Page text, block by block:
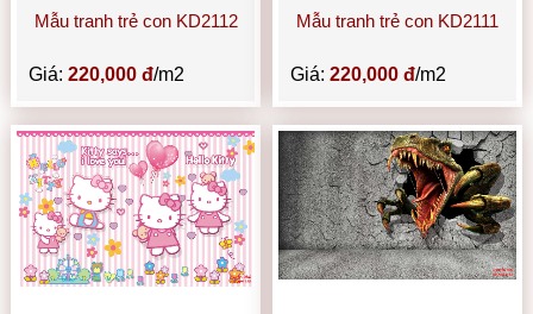
Mẫu tranh trẻ con KD2112
Giá:220,000 đ/m2
Mẫu tranh trẻ con KD2111
Giá: 220,000 đ/m2